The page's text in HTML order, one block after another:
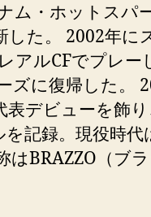
ム・ホットスパ
した。 2002年に
アルCFでプレー
ズに復帰した。
表デビューを飾
記録。現役時
はBRAZZO（ブ